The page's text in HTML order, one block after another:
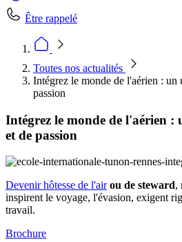
Être rappelé
Toutes nos actualités
Intégrez le monde de l'aérien : un
passion
Intégrez le monde de l'aérien :
et de passion
Devenir hôtesse de l'airou de steward,
inspirent le voyage, l'évasion, exigent
travail.
Brochure